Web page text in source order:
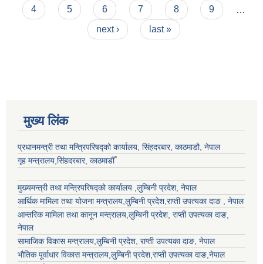
4
5 6 7 8 9
next ›
last »
मुख्य लिंक
प्रधानमन्त्री तथा मन्त्रिपरिषद्को कार्यालय, सिंहदरबार, काठमाडौ, नेपाल
गृह मन्त्रालय,सिंहदरबार, काठमाडौँ
मुख्यमन्त्री तथा मन्त्रिपरिषद्को कार्यालय ,लुम्बिनी प्रदेश, नेपाल
आर्थिक मामिला तथा योजना मन्त्रालय,लुम्बिनी प्रदेश,राप्ती उपत्यका दाङ , नेपाल
आन्तरिक मामिला तथा कानून मन्त्रालय,लुम्बिनी प्रदेश, राप्ती उपत्यका दाङ,
नेपाल
सामाजिक विकास मन्त्रालय,लुम्बिनी प्रदेश, राप्ती उपत्यका दाङ, नेपाल
भौतिक पूर्वाधार विकास मन्त्रालय,लुम्बिनी प्रदेश,राप्ती उपत्यका दाङ,नेपाल